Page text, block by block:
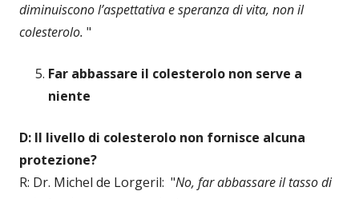
diminuiscono l’aspettativa e speranza di vita, non il
colesterolo. "
Far abbassare il colesterolo non serve a
niente
D: Il livello di colesterolo non fornisce alcuna
protezione?
R: Dr. Michel de Lorgeril: "No, far abbassare il tasso di